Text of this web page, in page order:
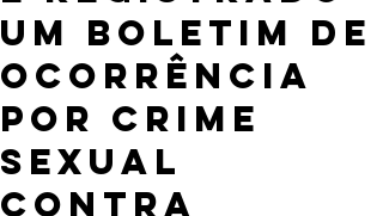
um boletim de
ocorrência
por crime
sexual
contra